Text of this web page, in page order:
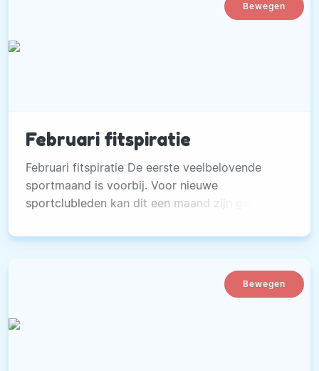
Bewegen
Februari fitspiratie
Februari fitspiratie De eerste veelbelovende
sportmaand is voorbij. Voor nieuwe
sportclubleden kan dit een maand zijn geweest
groepslessen die je aan de rand van een bijna-
Bewegen